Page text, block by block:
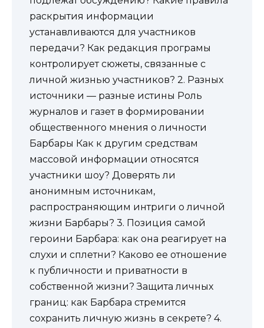
раскрытия информации
устанавливаются для участников
передачи? Как редакция програмы
контролирует сюжеты, связанные с
личной жизнью участников? 2. Разных
источники — разные истины Роль
журналов и газет в формировании
общественного мнения о личности
Барбары Как к другим средствам
массовой информации относятся
участники шоу? Доверять ли
анонимным источникам,
распространяющим интриги о личной
жизни Барбары? 3. Позиция самой
героини Барбара: как она реагирует на
слухи и сплетни? Каково ее отношение
к публичности и приватности в
собственной жизни? Защита личных
границ: как Барбара стремится
сохранить личную жизнь в секрете? 4.